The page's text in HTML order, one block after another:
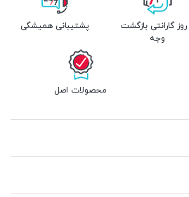
7 روز گارانتی بازگشت
وجه
پشتیبانی همیشگی
محصولات اصل